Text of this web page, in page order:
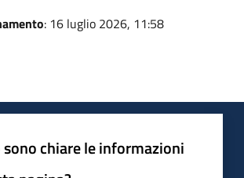
: 16 luglio 2026, 11:58
sono chiare le informazioni